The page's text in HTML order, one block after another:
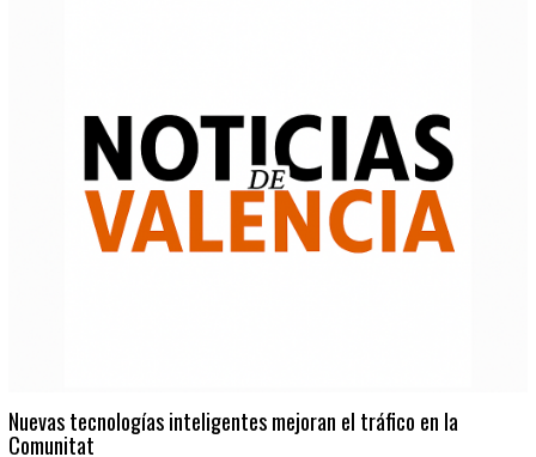
Nuevas tecnologías inteligentes mejoran el tráfico en la
Comunitat